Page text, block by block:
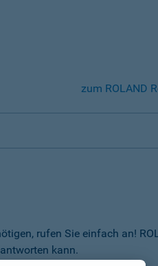
zum ROLAND
rufen Sie einfach an!
kann.